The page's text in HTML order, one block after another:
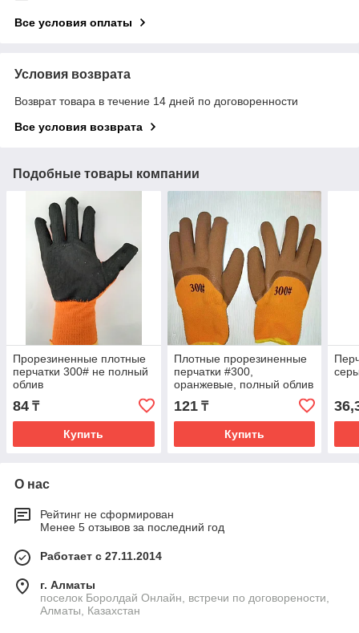
Все условия оплаты
Условия возврата
Возврат товара в течение 14 дней по договоренности
Все условия возврата
Подобные товары компании
Прорезиненные плотные
перчатки 300# не полный
облив
84 ₸
Купить
Плотные прорезиненные
перчатки #300,
оранжевые, полный облив
121₸
Купить
О нас
Рейтинг не сформирован
Менее 5 отзывов за последний год
Работает с 27.11.2014
г. Алматы
поселок Боролдай Онлайн, встречи по договорености,
Алматы, Казахстан